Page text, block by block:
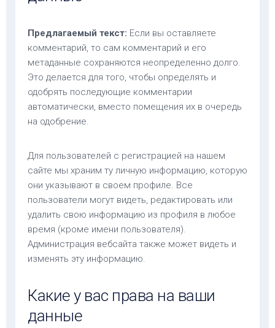
Предлагаемый текст: Если вы оставляете
комментарий, то сам комментарий и его
метаданные сохраняются неопределенно долго.
Это делается для того, чтобы определять и
одобрять последующие комментарии
автоматически, вместо помещения их в очередь
на одобрение.
Для пользователей с регистрацией на нашем
сайте мы храним ту личную информацию, которую
они указывают в своем профиле. Все
пользователи могут видеть, редактировать или
удалить свою информацию из профиля в любое
время (кроме имени пользователя).
Администрация вебсайта также может видеть и
изменять эту информацию.
Какие у вас права на ваши
данные